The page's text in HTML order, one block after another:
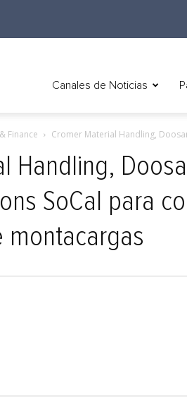
Canales de Noticias
Finance Cromer Material Handling,
Handling,
SoCal para
montacargas